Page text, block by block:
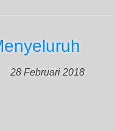
28 Februari 2018